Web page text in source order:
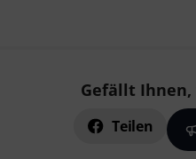
Gefällt Ihnen,
Teilen